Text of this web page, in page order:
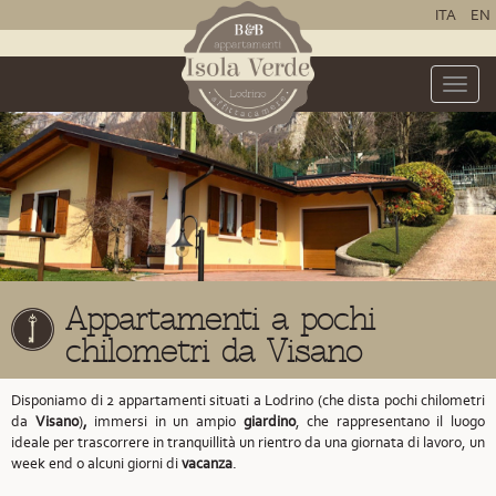
ITA EN
Toggle
Appartamenti a pochi
chilometri da Visano
Disponiamo di 2 appartamenti situati a Lodrino (che dista pochi chilometri
da Visano), immersi in un ampio giardino, che rappresentano il luogo
ideale per trascorrere in tranquillità un rientro da una giornata di lavoro, un
week end o alcuni giorni divacanza.